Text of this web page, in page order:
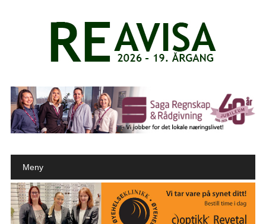
Main menu
Meny